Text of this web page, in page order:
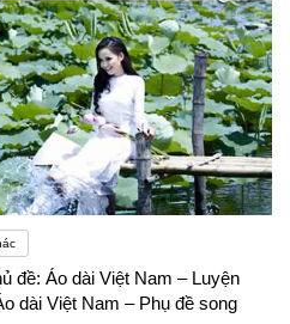
đề: Áo dài Việt Nam – Luyện
dài Việt Nam – Phụ đề song